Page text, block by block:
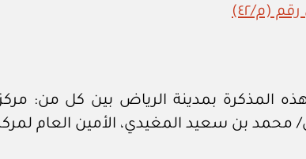
(م/٤٢)
هذه المذكرة بمدينة الرياض بين كل من:
محمد بن سعيد المغيدي، الأمين العام